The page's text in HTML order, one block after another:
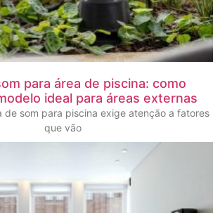
para área de piscina: como
ideal para áreas externas
de som para piscina exige atenção a fatores
que vão